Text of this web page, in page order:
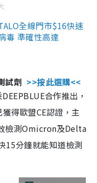
全線門市$16快速
毒 準確性高達
試劑 >>按此選購<<
合作推出，
得歐盟CE認證，主
檢測Omicron及Delta
15分鐘就能知道檢測